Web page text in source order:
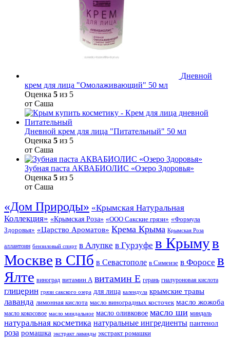
Дневной
крем для лица "Омолаживающий" 50 мл
Оценка 5 из 5
от Саша
Дневной крем для лица "Питательный" 50 мл
Оценка 5 из 5
от Саша
Зубная паста АКВАБИОЛИС «Озеро Здоровья»
Оценка 5 из 5
от Саша
«Дом Природы» «Крымская Натуральная
Коллекция» «Крымская Роза» «ООО Сакские грязи» «Формула
Здоровья» «Царство Ароматов» Крема Крыма Крымская Роза
аллантоин бензиловый спирт в Алупке в Гурзуфе в Крымув
Москвев СПб в Севастополе в Симеизе в Форосе в
Ялте виноград витамин А витамин Е герань гиалуроновая кислота
глицерин грязи сакского озера для лица календула крымские травы
лаванда лимонная кислота масло виноградных косточек масло жожоба
масло кокосовое масло миндальное масло оливковое масло ши миндаль
натуральная косметика натуральные ингредиенты пантенол
роза ромашка экстракт лаванды экстракт ромашки